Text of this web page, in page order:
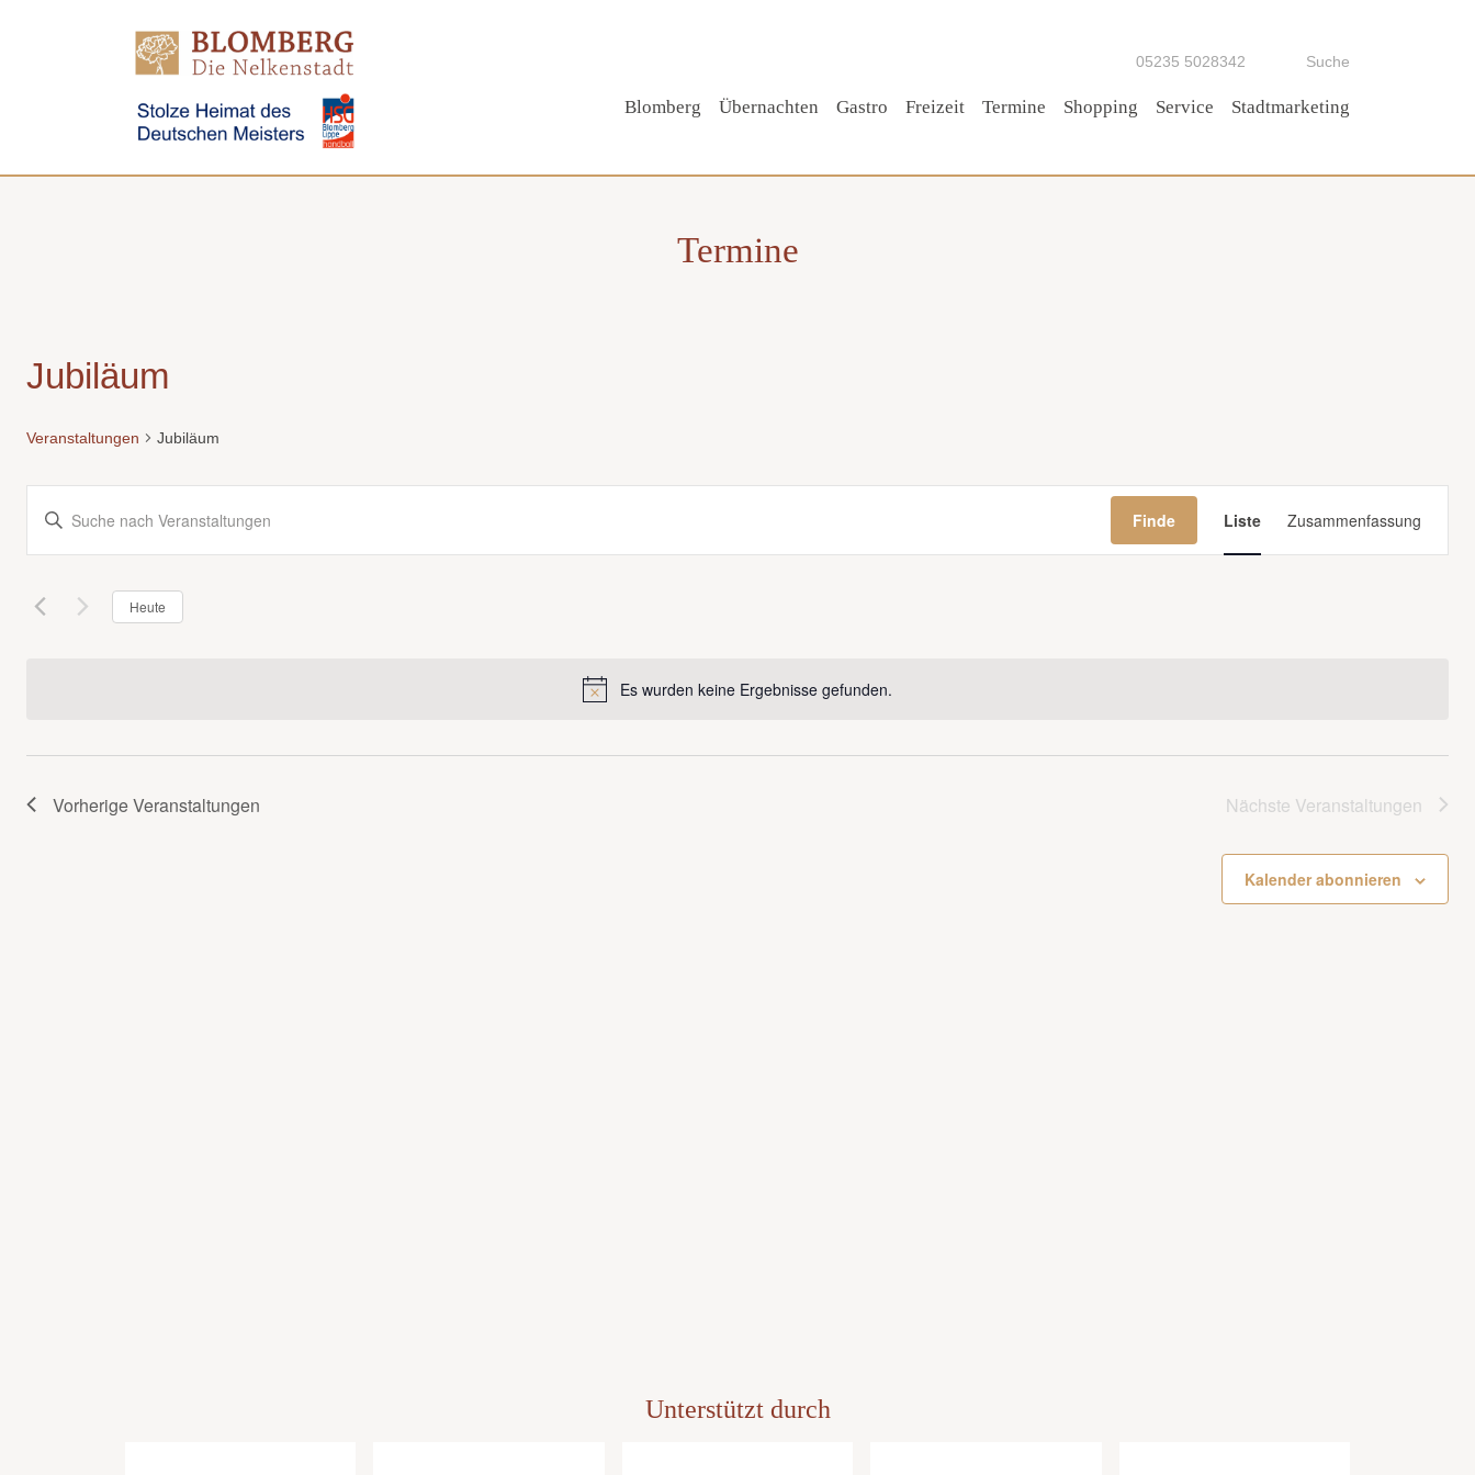
05235 5028342 Suche
Blomberg Übernachten Gastro Freizeit Termine Shopping Service Stadtmarketing
Termine
Hinweis
Es wurden keine Ergebnisse gefunden.
Jubiläum
Veranstaltungen Jubiläum
Veranstaltungen
Such-
Ansichtennavigation
Geben
Schlüsselwort.
Suche
Finde
Ansichten-
Navigation
Liste Zusammenfassung
Heute
VorherigeVeranstaltungen Nächste Veranstaltungen
Kalender abonnieren
Unterstützt durch